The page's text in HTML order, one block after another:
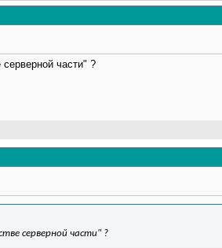
части" ?
серверной части" ?